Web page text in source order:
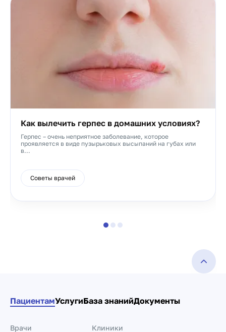
Как вылечить герпес в домашних условиях?
Герпес – очень неприятное заболевание, которое
проявляется в виде пузырьковых высыпаний на губах или
в...
Советы врачей
ПациентамУслугиБаза знанийДокументы
Врачи Клиники